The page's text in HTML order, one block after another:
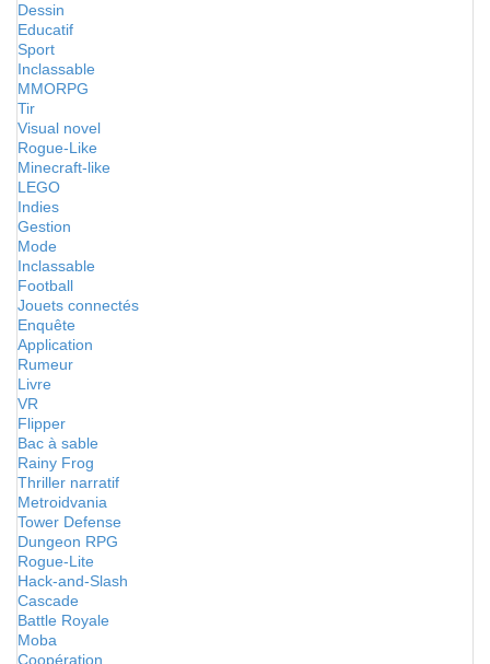
Dessin
Educatif
Sport
Inclassable
MMORPG
Tir
Visual novel
Rogue-Like
Minecraft-like
LEGO
Indies
Gestion
Mode
Inclassable
Football
Jouets connectés
Enquête
Application
Rumeur
Livre
VR
Flipper
Bac à sable
Rainy Frog
Thriller narratif
Metroidvania
Tower Defense
Dungeon RPG
Rogue-Lite
Hack-and-Slash
Cascade
Battle Royale
Moba
Coopération